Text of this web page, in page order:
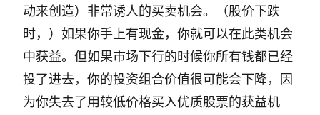
动来创造）非常诱人的买卖机会。（股价下跌
时，）如果你手上有现金，你就可以在此类机会
中获益。但如果市场下行的时候你所有钱都已经
投了进去，你的投资组合价值很可能会下降，因
为你失去了用较低价格买入优质股票的获益机